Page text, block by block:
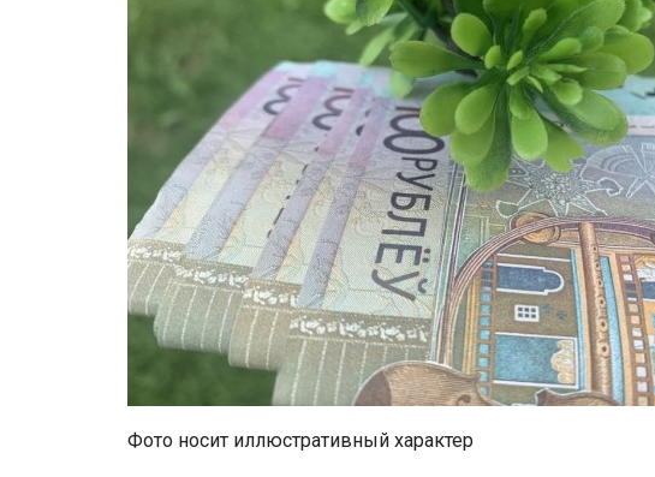
Фото носит иллюстративный характер